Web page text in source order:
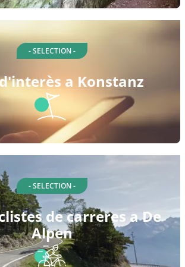
- SELECTION -
a Konstanz
- SELECTION -
de carreres a De
Alpen